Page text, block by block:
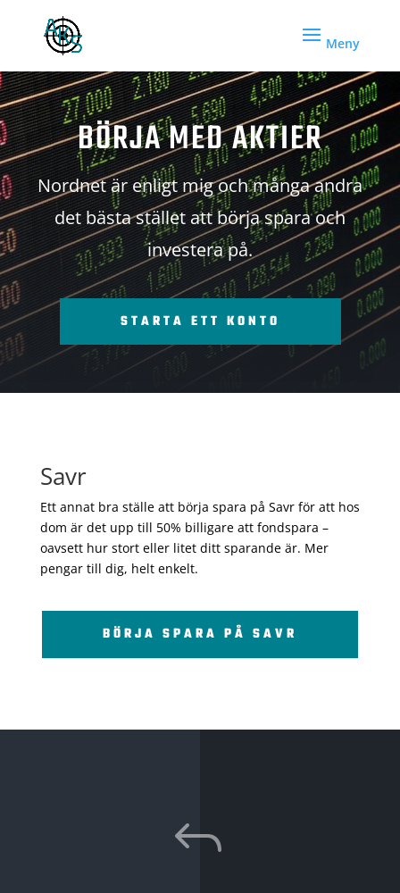
BÖRJA MED AKTIER
Nordnet är enligt mig och många andra
det bästa stället att börja spara och
investera på.
STARTA ETT KONTO
Savr
Ett annat bra ställe att börja spara på Savr för att hos
dom är det upp till 50% billigare att fondspara –
oavsett hur stort eller litet ditt sparande är. Mer
pengar till dig, helt enkelt.
BÖRJA SPARA PÅ SAVR
J